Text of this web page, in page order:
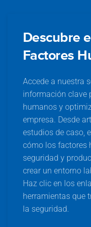
Descubre
Factores
Accede a nuestra
información clave
humanos y
empresa. Desde
estudios de caso,
cómo los factores
seguridad y
crear un entorno
Haz clic en los
herramientas que
la seguridad.